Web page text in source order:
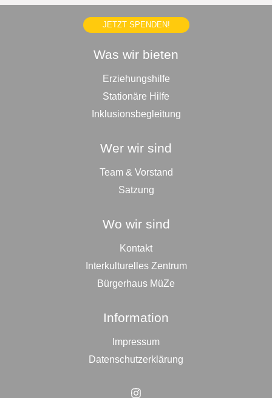
JETZT SPENDEN!
Was wir bieten
Erziehungshilfe
Stationäre Hilfe
Inklusionsbegleitung
Wer wir sind
Team & Vorstand
Satzung
Wo wir sind
Kontakt
Interkulturelles Zentrum
Bürgerhaus MüZe
Information
Impressum
Datenschutzerklärung